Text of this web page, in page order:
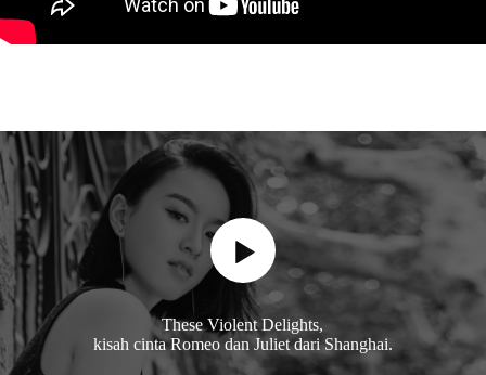
These Violent Delights,
kisah cinta Romeo dan Juliet dari Shanghai.